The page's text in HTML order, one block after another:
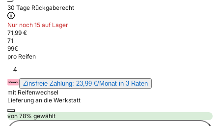
30 Tage Rückgaberecht
Nur noch 15 auf Lager
71,99 €
71
99€
pro Reifen
4
Zinsfreie Zahlung: 23,99 €/Monat in 3 Raten
mit Reifenwechsel
Lieferung an die Werkstatt
von 78% gewählt